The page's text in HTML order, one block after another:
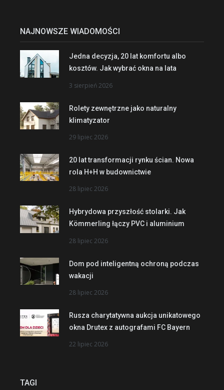
NAJNOWSZE WIADOMOŚCI
Jedna decyzja, 20 lat komfortu albo
kosztów. Jak wybrać okna na lata
3 sierpień 2026
Rolety zewnętrzne jako naturalny
klimatyzator
29 lipiec 2026
20 lat transformacji rynku ścian. Nowa
rola H+H w budownictwie
28 lipiec 2026
Hybrydowa przyszłość stolarki. Jak
Kömmerling łączy PVC i aluminium
28 lipiec 2026
Dom pod inteligentną ochroną podczas
wakacji
28 lipiec 2026
Rusza charytatywna aukcja unikatowego
okna Drutex z autografami FC Bayern
22 lipiec 2026
TAGI